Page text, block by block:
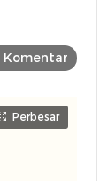
Komentar
Perbesar